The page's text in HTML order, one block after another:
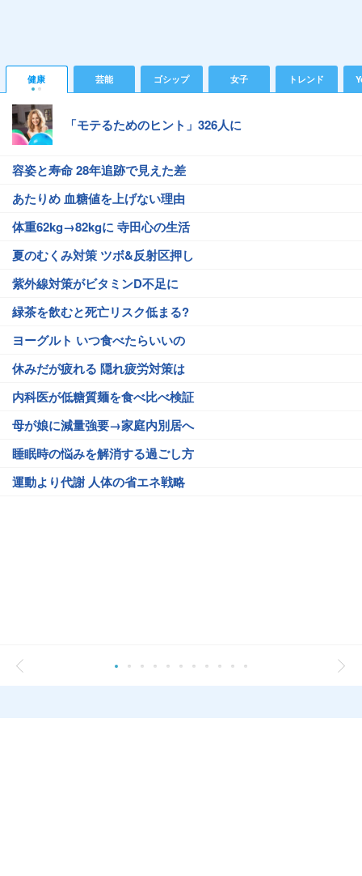
健康 芸能 ゴシップ 女子 トレンド
「モテるためのヒント」326人に
容姿と寿命 28年追跡で見えた差
あたりめ 血糖値を上げない理由
体重62kg→82kgに 寺田心の生活
夏のむくみ対策 ツボ&反射区押し
紫外線対策がビタミンD不足に
緑茶を飲むと死亡リスク低まる?
ヨーグルト いつ食べたらいいの
休みだが疲れる 隠れ疲労対策は
内科医が低糖質麺を食べ比べ検証
母が娘に減量強要→家庭内別居へ
睡眠時の悩みを解消する過ごし方
運動より代謝 人体の省エネ戦略